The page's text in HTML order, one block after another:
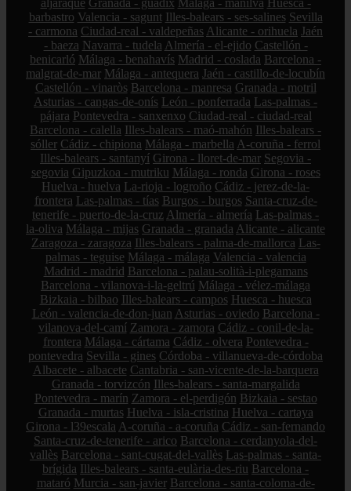
aljaraque Granada - guadix Málaga - manilva Huesca -
barbastro Valencia - sagunt Illes-balears - ses-salines Sevilla
- carmona Ciudad-real - valdepeñas Alicante - orihuela Jaén
- baeza Navarra - tudela Almería - el-ejido Castellón -
benicarló Málaga - benahavís Madrid - coslada Barcelona -
malgrat-de-mar Málaga - antequera Jaén - castillo-de-locubín
Castellón - vinaròs Barcelona - manresa Granada - motril
Asturias - cangas-de-onís León - ponferrada Las-palmas -
pájara Pontevedra - sanxenxo Ciudad-real - ciudad-real
Barcelona - calella Illes-balears - maó-mahón Illes-balears -
sóller Cádiz - chipiona Málaga - marbella A-coruña - ferrol
Illes-balears - santanyí Girona - lloret-de-mar Segovia -
segovia Gipuzkoa - mutriku Málaga - ronda Girona - roses
Huelva - huelva La-rioja - logroño Cádiz - jerez-de-la-
frontera Las-palmas - tías Burgos - burgos Santa-cruz-de-
tenerife - puerto-de-la-cruz Almería - almería Las-palmas -
la-oliva Málaga - mijas Granada - granada Alicante - alicante
Zaragoza - zaragoza Illes-balears - palma-de-mallorca Las-
palmas - teguise Málaga - málaga Valencia - valencia
Madrid - madrid Barcelona - palau-solità-i-plegamans
Barcelona - vilanova-i-la-geltrú Málaga - vélez-málaga
Bizkaia - bilbao Illes-balears - campos Huesca - huesca
León - valencia-de-don-juan Asturias - oviedo Barcelona -
vilanova-del-camí Zamora - zamora Cádiz - conil-de-la-
frontera Málaga - cártama Cádiz - olvera Pontevedra -
pontevedra Sevilla - gines Córdoba - villanueva-de-córdoba
Albacete - albacete Cantabria - san-vicente-de-la-barquera
Granada - torvizcón Illes-balears - santa-margalida
Pontevedra - marín Zamora - el-perdigón Bizkaia - sestao
Granada - murtas Huelva - isla-cristina Huelva - cartaya
Girona - l39escala A-coruña - a-coruña Cádiz - san-fernando
Santa-cruz-de-tenerife - arico Barcelona - cerdanyola-del-
vallès Barcelona - sant-cugat-del-vallès Las-palmas - santa-
brígida Illes-balears - santa-eulària-des-riu Barcelona -
mataró Murcia - san-javier Barcelona - santa-coloma-de-